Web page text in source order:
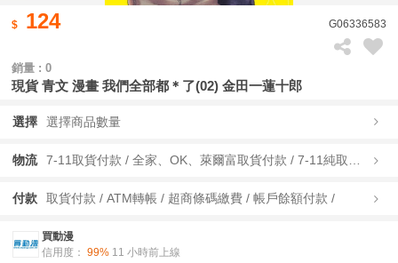
124 G06336583
銷量 : 0
現貨 青文 漫畫 我們全部都＊了(02) 金田一蓮十郎
選擇 選擇商品數量
物流
付款 取貨付款 / ATM轉帳 / 超商條碼繳費 / 帳戶餘額付款 /
買動漫
信用度： 99% 11 小時前上線